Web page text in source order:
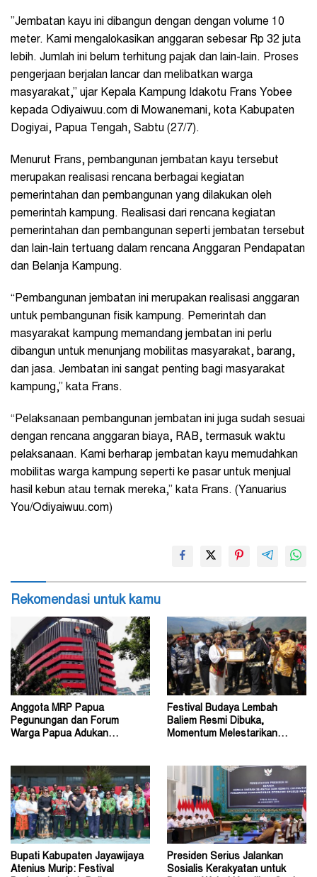
”Jembatan kayu ini dibangun dengan dengan volume 10
meter. Kami mengalokasikan anggaran sebesar Rp 32 juta
lebih. Jumlah ini belum terhitung pajak dan lain-lain. Proses
pengerjaan berjalan lancar dan melibatkan warga
masyarakat,” ujar Kepala Kampung Idakotu Frans Yobee
kepada Odiyaiwuu.com di Mowanemani, kota Kabupaten
Dogiyai, Papua Tengah, Sabtu (27/7).
Menurut Frans, pembangunan jembatan kayu tersebut
merupakan realisasi rencana berbagai kegiatan
pemerintahan dan pembangunan yang dilakukan oleh
pemerintah kampung. Realisasi dari rencana kegiatan
pemerintahan dan pembangunan seperti jembatan tersebut
dan lain-lain tertuang dalam rencana Anggaran Pendapatan
dan Belanja Kampung.
“Pembangunan jembatan ini merupakan realisasi anggaran
untuk pembangunan fisik kampung. Pemerintah dan
masyarakat kampung memandang jembatan ini perlu
dibangun untuk menunjang mobilitas masyarakat, barang,
dan jasa. Jembatan ini sangat penting bagi masyarakat
kampung,” kata Frans.
“Pelaksanaan pembangunan jembatan ini juga sudah sesuai
dengan rencana anggaran biaya, RAB, termasuk waktu
pelaksanaan. Kami berharap jembatan kayu memudahkan
mobilitas warga kampung seperti ke pasar untuk menjual
hasil kebun atau ternak mereka,” kata Frans. (Yanuarius
You/Odiyaiwuu.com)
Rekomendasi untuk kamu
Anggota MRP Papua
Pegunungan dan Forum
Warga Papua Adukan
Festival Budaya Lembah
Baliem Resmi Dibuka,
Momentum Melestarikan
Bupati Kabupaten Jayawijaya
Atenius Murip: Festival
Presiden Serius Jalankan
Sosialis Kerakyatan untuk